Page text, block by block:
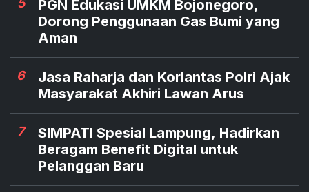
5
PGN Edukasi UMKM Bojonegoro,
Dorong Penggunaan Gas Bumi yang
Aman
6
Jasa Raharja dan Korlantas Polri Ajak
Masyarakat Akhiri Lawan Arus
7
SIMPATI Spesial Lampung, Hadirkan
Beragam Benefit Digital untuk
Pelanggan Baru